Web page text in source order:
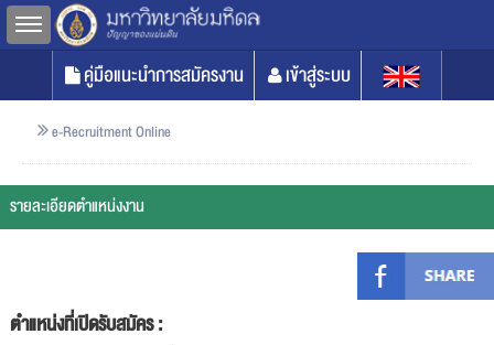
Toggle sidebar
คู่มือแนะนำการสมัครงาน
เข้าสู่ระบบ
e-Recruitment Online
รายละเอียดตำแหน่งงาน
ตำแหน่งที่เปิดรับสมัคร :